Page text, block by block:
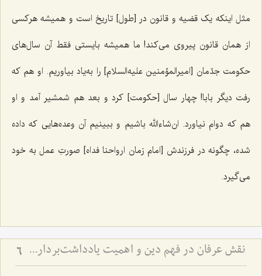
مثل اینکه یک قضیه و قانون در [طول] تاریخ است و همیشه هرکسی
از همان قانون پیروی می‌کند! ما همیشه بایستی فقط آن سال‌های
حکومت جدّمان [امیرالمؤمنین علیه‌السلام] را به‌یاد بیاوریم. او هم که
رفت دیگر بابا! چهار سال [حکومت] کرد و بعد هم شمشیر آمد و او
هم که دوام نیاورد. ان‌شاءالله باشیم و ببینیم آن وعده‌هایی که داده
شده، چگونه در فرزندش [امام زمان ارواحنا فداه] صورتِ عمل به خود
می‌گیرد.
نقش عرفان در فهم دین و اهمیت یادداشت‌برداری برای اهل علم 6